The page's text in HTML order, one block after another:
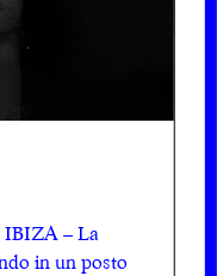
– La
in un posto